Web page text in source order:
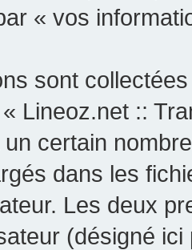
« vos
sont
Lineoz.net ::
certain
dans les
Les deux
(désigné